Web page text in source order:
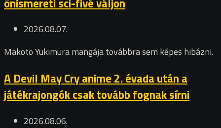
2026.08.07.
Makoto Yukimura mangája továbbra sem képes hibázni.
A Devil May Cry anime 2. évada után a
játékrajongók csak tovább fognak sírni
2026.08.06.